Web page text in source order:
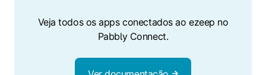
Veja todos os apps conectados ao ezeep no
Pabbly Connect.